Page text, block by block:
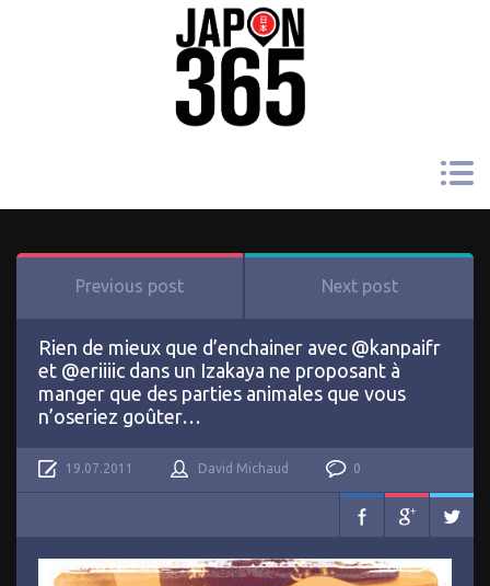
Previous post Next post
Rien de mieux que d’enchainer avec @kanpaifr
et @eriiiic dans un Izakaya ne proposant à
manger que des parties animales que vous
n’oseriez goûter…
19.07.2011 David Michaud 0